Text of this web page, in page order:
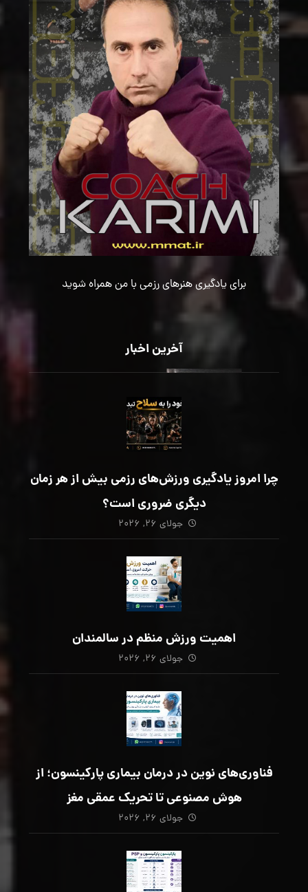
برای یادگیری هنرهای رزمی با من همراه شوید
آخرین اخبار
چرا امروز یادگیری ورزش‌های رزمی بیش از هر زمان
دیگری ضروری است؟
جولای ۲۶, ۲۰۲۶
اهمیت ورزش منظم در سالمندان
جولای ۲۶, ۲۰۲۶
فناوری‌های نوین در درمان بیماری پارکینسون؛ از
هوش مصنوعی تا تحریک عمقی مغز
جولای ۲۶, ۲۰۲۶